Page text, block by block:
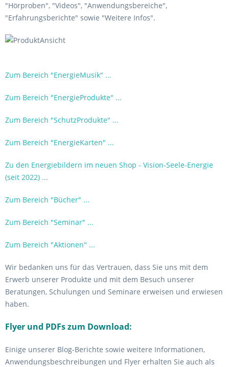
"Hörproben", "Videos", "Anwendungsbereiche",
"Erfahrungsberichte" sowie "Weitere Infos".
Zum Bereich "EnergieMusik" ...
Zum Bereich "EnergieProdukte" ...
Zum Bereich "SchutzProdukte" ...
Zum Bereich "EnergieKarten" ...
Zu den Energiebildern im neuen Shop - Vision-Seele-Energie
(seit 2022) ...
Zum Bereich "Bücher" ...
Zum Bereich "Seminar" ...
Zum Bereich "Aktionen" ...
Wir bedanken uns für das Vertrauen, dass Sie uns mit dem
Erwerb unserer Produkte und mit dem Besuch unserer
Beratungen, Schulungen und Seminare erweisen und erwiesen
haben.
Flyer und PDFs zum Download:
Einige unserer Blog-Berichte sowie weitere Informationen,
Anwendungsbeschreibungen und Flyer erhalten Sie auch als